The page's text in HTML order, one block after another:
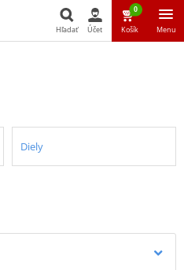
Hľadať Účet
0
Košík Menu
Diely